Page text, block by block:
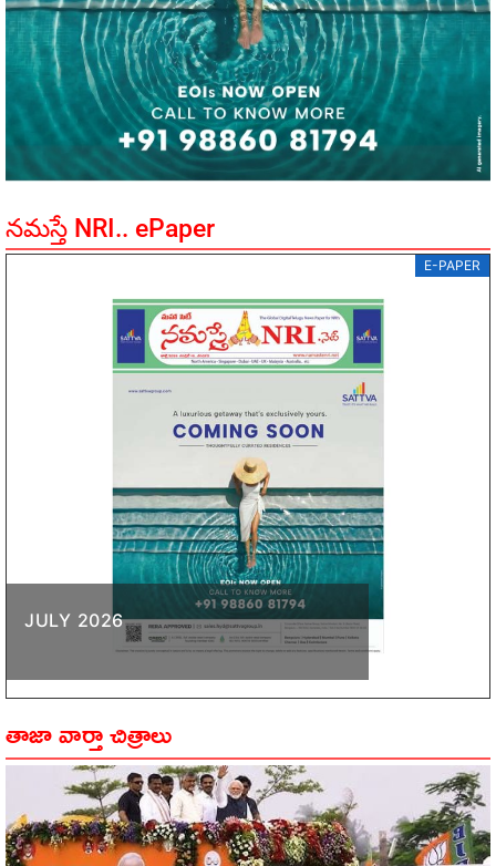
నమస్తే NRI.. ePaper
E-PAPER
JULY 2026
తాజా వార్తా చిత్రాలు